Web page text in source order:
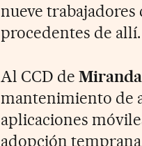
nueve
procedentes de allí.
Al CCD de
mantenimiento de
aplicaciones
adopción